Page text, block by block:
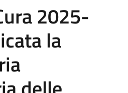
2025-
la